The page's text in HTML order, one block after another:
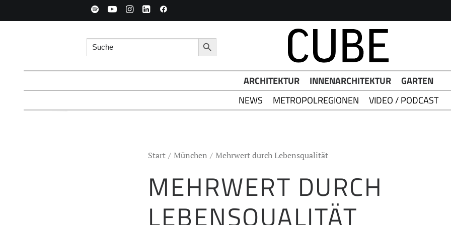
Search for: Search Button
ARCHITEKTUR INNENARCHITEKTUR
GARTEN
NEWS
METROPOLREGIONEN VIDEO / PODCAST
Start München Mehrwert durch Lebensqualität
MEHRWERT DURCH
LEBENSQUALITÄT